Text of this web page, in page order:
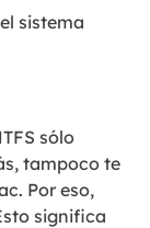
sistema
sólo
tampoco te
Por eso,
significa